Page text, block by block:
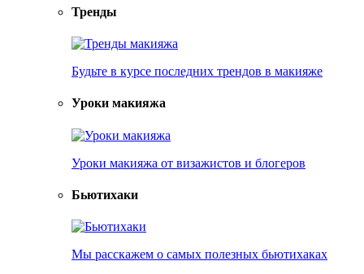
Тренды
Будьте в курсе последних трендов в макияже
Уроки макияжа
Уроки макияжа от визажистов и блогеров
Бьютихаки
Мы расскажем о самых полезных бьютихаках